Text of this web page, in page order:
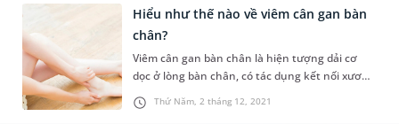
Thứ Năm, 2 tháng 12, 2021
Hiểu như thế nào về viêm cân gan bàn
chân?
Viêm cân gan bàn chân là hiện tượng dải cơ
dọc ở lòng bàn chân, có tác dụng kết nối xương
gót với ngón chân bị viêm và tổn thương. Đây là
một dạng bệnh lý mang lại cảm giác đau ở gót